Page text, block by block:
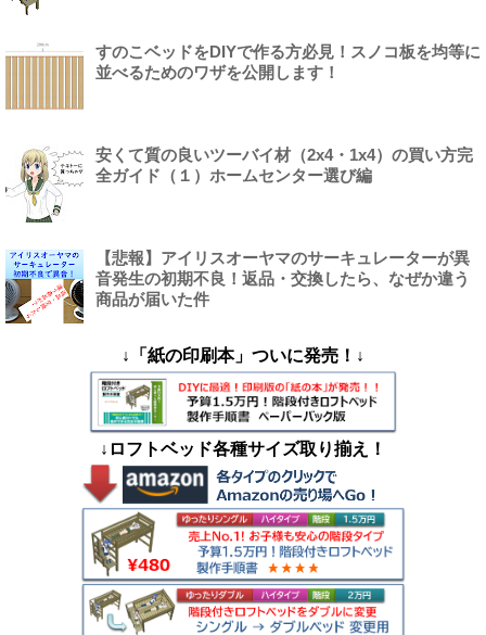
すのこベッドをDIYで作る方必見！スノコ板を均等に
並べるためのワザを公開します！
安くて質の良いツーバイ材（2x4・1x4）の買い方完
全ガイド（１）ホームセンター選び編
【悲報】アイリスオーヤマのサーキュレーターが異
音発生の初期不良！返品・交換したら、なぜか違う
商品が届いた件
↓「紙の印刷本」ついに発売！↓
↓ロフトベッド各種サイズ取り揃え！